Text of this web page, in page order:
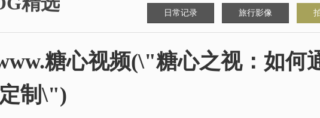
日常记录 旅行影像
糖心视频(\"糖心之视：如何
制\")